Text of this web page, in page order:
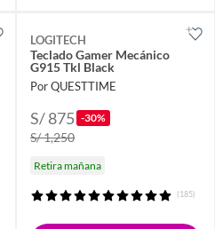
LOGITECH
Teclado Gamer Mecánico
G915 Tkl Black
Por QUESTTIME
S/ 875 -30%
S/ 1,250
Retira mañana
(185)